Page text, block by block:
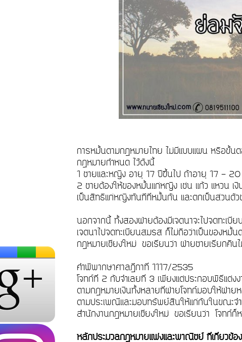
การหมั้นตามกฎหมายไทย ไม่มีแบบแผน หรือขั้น
กฎหมายกำหนด ไว้ดังนี้
1 ชายและหญิง อายุ 17 ปีขึ้นไป ถ้าอายุ 17 -
2 ชายต้องให้ของหมั้นแก่หญิง เช่น แก้ว แหวน
เป็นสิทธิแก่หญิงทันทีที่หมั้นกัน และตกเป็นส่วนตัว
นอกจากนี้ ทั้งสองฝ่ายต้องมีเจตนาจะไปจดทะ
เจตนาไปจดทะเบียนสมรส ก็ไม่ถือว่าเป็นของหมั้
กฎหมายเชียงใหม่ ขอเรียนว่า ฝ่ายชายเรียกคืนไ
คำพิพากษาศาลฎีกาที่ 1117/2535
โจทก์ที่ 2 กับจำเลยที่ 3 เพียงแต่ประกอบพิธีแต่ง
ตามกฎหมายเงินทั้งหลายที่ฝ่ายโจทก์มอบให้ฝ่า
ตามประเพณีและมอบทรัพย์สินให้แก่กันในขณะ
สำนักงานกฎหมายเชียงใหม่ ขอเรียนว่า โจทก์ก็
หลักประมวลกฎหมายแพ่งและพาณิชย์ ที่เกี่ยวข้อง